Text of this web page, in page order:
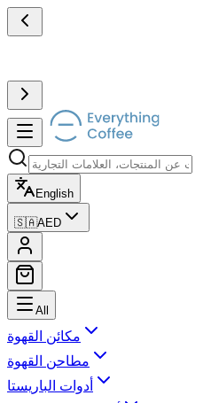
English
🇸🇦AED
All
مكائن القهوة
مطاحن القهوة
أدوات الباريستا